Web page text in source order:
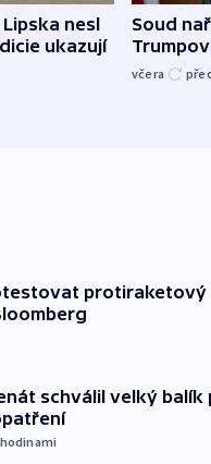
nesl
ukazují
Soud
včera
schválil velký
hodinami